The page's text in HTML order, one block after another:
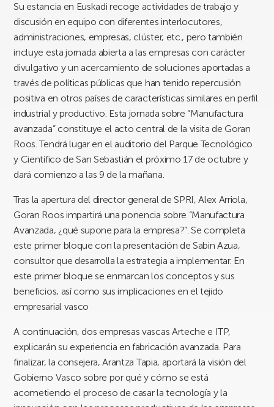
Su estancia en Euskadi recoge actividades de trabajo y
discusión en equipo con diferentes interlocutores,
administraciones, empresas, clúster, etc., pero también
incluye esta jornada abierta a las empresas con carácter
divulgativo y un acercamiento de soluciones aportadas a
través de políticas públicas que han tenido repercusión
positiva en otros países de características similares en perfil
industrial y productivo. Esta jornada sobre “Manufactura
avanzada” constituye el acto central de la visita de Goran
Roos. Tendrá lugar en el auditorio del Parque Tecnológico
y Científico de San Sebastián el próximo 17 de octubre y
dará comienzo a las 9 de la mañana.
Tras la apertura del director general de SPRI, Alex Arriola,
Goran Roos impartirá una ponencia sobre “Manufactura
Avanzada, ¿qué supone para la empresa?”. Se completa
este primer bloque con la presentación de Sabin Azua,
consultor que desarrolla la estrategia a implementar. En
este primer bloque se enmarcan los conceptos y sus
beneficios, así como sus implicaciones en el tejido
empresarial vasco
A continuación, dos empresas vascas Arteche e ITP,
explicarán su experiencia en fabricación avanzada. Para
finalizar, la consejera, Arantza Tapia, aportará la visión del
Gobierno Vasco sobre por qué y cómo se está
acometiendo el proceso de casar la tecnología y la